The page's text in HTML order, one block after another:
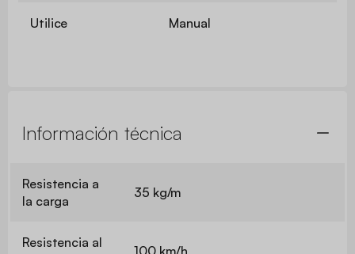
Utilice Manual
Información técnica
Resistencia a
la carga
35 kg/m
Resistencia al
100 km/h